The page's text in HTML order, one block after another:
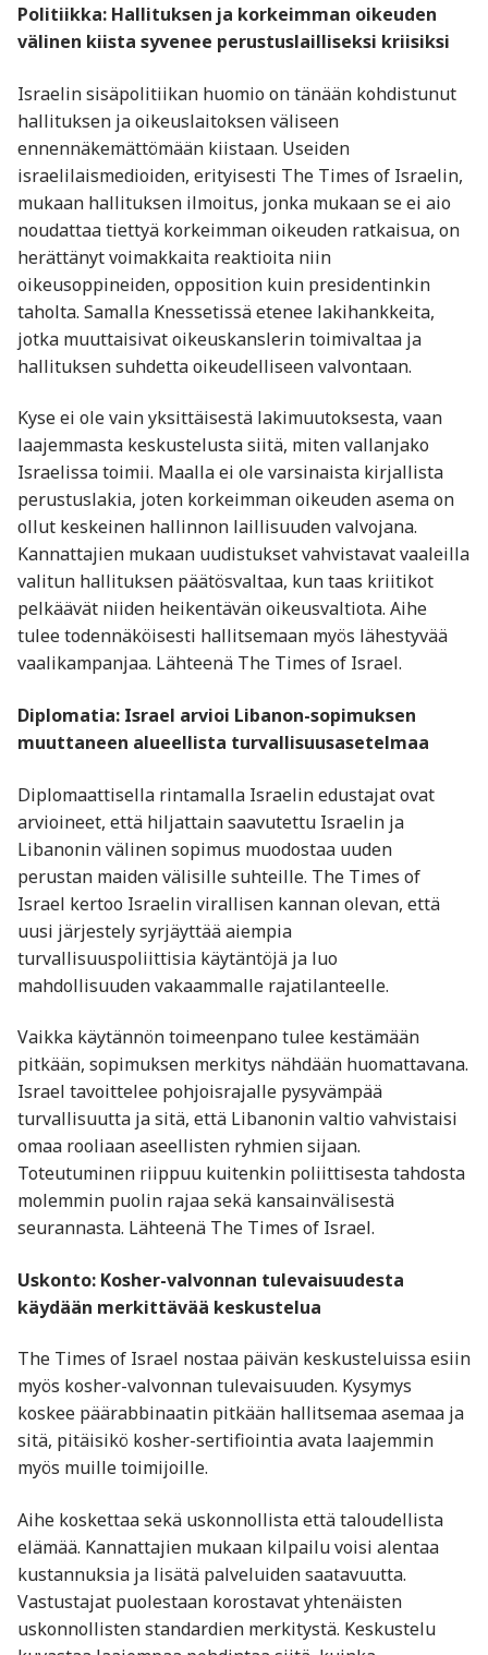
Politiikka: Hallituksen ja korkeimman oikeuden
välinen kiista syvenee perustuslailliseksi kriisiksi
Israelin sisäpolitiikan huomio on tänään kohdistunut
hallituksen ja oikeuslaitoksen väliseen
ennennäkemättömään kiistaan. Useiden
israelilaismedioiden, erityisesti The Times of Israelin,
mukaan hallituksen ilmoitus, jonka mukaan se ei aio
noudattaa tiettyä korkeimman oikeuden ratkaisua, on
herättänyt voimakkaita reaktioita niin
oikeusoppineiden, opposition kuin presidentinkin
taholta. Samalla Knessetissä etenee lakihankkeita,
jotka muuttaisivat oikeuskanslerin toimivaltaa ja
hallituksen suhdetta oikeudelliseen valvontaan.
Kyse ei ole vain yksittäisestä lakimuutoksesta, vaan
laajemmasta keskustelusta siitä, miten vallanjako
Israelissa toimii. Maalla ei ole varsinaista kirjallista
perustuslakia, joten korkeimman oikeuden asema on
ollut keskeinen hallinnon laillisuuden valvojana.
Kannattajien mukaan uudistukset vahvistavat vaaleilla
valitun hallituksen päätösvaltaa, kun taas kriitikot
pelkäävät niiden heikentävän oikeusvaltiota. Aihe
tulee todennäköisesti hallitsemaan myös lähestyvää
vaalikampanjaa. Lähteenä The Times of Israel.
Diplomatia: Israel arvioi Libanon-sopimuksen
muuttaneen alueellista turvallisuusasetelmaa
Diplomaattisella rintamalla Israelin edustajat ovat
arvioineet, että hiljattain saavutettu Israelin ja
Libanonin välinen sopimus muodostaa uuden
perustan maiden välisille suhteille. The Times of
Israel kertoo Israelin virallisen kannan olevan, että
uusi järjestely syrjäyttää aiempia
turvallisuuspoliittisia käytäntöjä ja luo
mahdollisuuden vakaammalle rajatilanteelle.
Vaikka käytännön toimeenpano tulee kestämään
pitkään, sopimuksen merkitys nähdään huomattavana.
Israel tavoittelee pohjoisrajalle pysyvämpää
turvallisuutta ja sitä, että Libanonin valtio vahvistaisi
omaa rooliaan aseellisten ryhmien sijaan.
Toteutuminen riippuu kuitenkin poliittisesta tahdosta
molemmin puolin rajaa sekä kansainvälisestä
seurannasta. Lähteenä The Times of Israel.
Uskonto: Kosher-valvonnan tulevaisuudesta
käydään merkittävää keskustelua
The Times of Israel nostaa päivän keskusteluissa esiin
myös kosher-valvonnan tulevaisuuden. Kysymys
koskee päärabbinaatin pitkään hallitsemaa asemaa ja
sitä, pitäisikö kosher-sertifiointia avata laajemmin
myös muille toimijoille.
Aihe koskettaa sekä uskonnollista että taloudellista
elämää. Kannattajien mukaan kilpailu voisi alentaa
kustannuksia ja lisätä palveluiden saatavuutta.
Vastustajat puolestaan korostavat yhtenäisten
uskonnollisten standardien merkitystä. Keskustelu